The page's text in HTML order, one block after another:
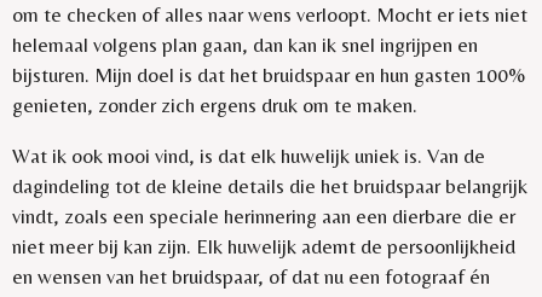
om te checken of alles naar wens verloopt. Mocht er iets niet
helemaal volgens plan gaan, dan kan ik snel ingrijpen en
bijsturen. Mijn doel is dat het bruidspaar en hun gasten 100%
genieten, zonder zich ergens druk om te maken.
Wat ik ook mooi vind, is dat elk huwelijk uniek is. Van de
dagindeling tot de kleine details die het bruidspaar belangrijk
vindt, zoals een speciale herinnering aan een dierbare die er
niet meer bij kan zijn. Elk huwelijk ademt de persoonlijkheid
en wensen van het bruidspaar, of dat nu een fotograaf én